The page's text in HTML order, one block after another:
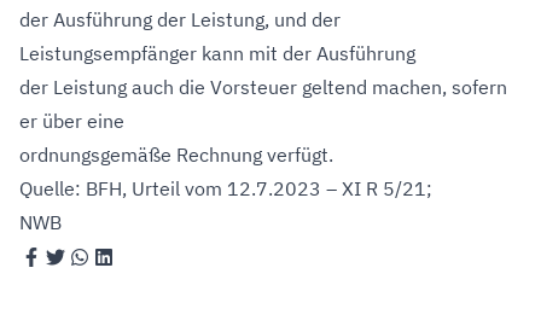
der Ausführung der Leistung, und der
Leistungsempfänger kann mit der Ausführung
der Leistung auch die Vorsteuer geltend machen, sofern
er über eine
ordnungsgemäße Rechnung verfügt.
Quelle: BFH, Urteil vom 12.7.2023 – XI R 5/21;
NWB